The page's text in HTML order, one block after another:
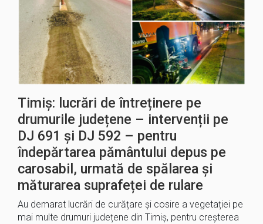
Timiș: lucrări de întreținere pe
drumurile județene – intervenții pe
DJ 691 și DJ 592 – pentru
îndepărtarea pământului depus pe
carosabil, urmată de spălarea și
măturarea suprafeței de rulare
Au demarat lucrări de curățare și cosire a vegetației pe
mai multe drumuri județene din Timiș, pentru creșterea